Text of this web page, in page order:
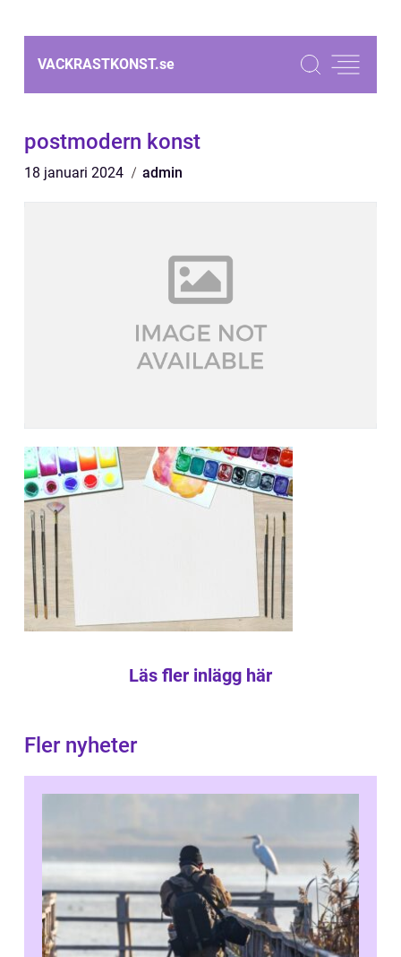
VACKRASTKONST.se
postmodern konst
18 januari 2024 admin
Läs fler inlägg här
Fler nyheter